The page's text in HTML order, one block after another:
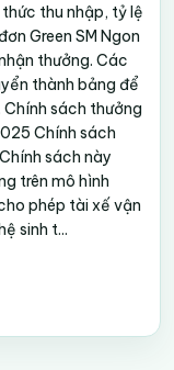
thu nhập, tỷ lệ
Green SM Ngon
thưởng. Các
thành bảng để
sách thưởng
Chính sách
sách này
trên mô hình
phép tài xế vận
sinh t...